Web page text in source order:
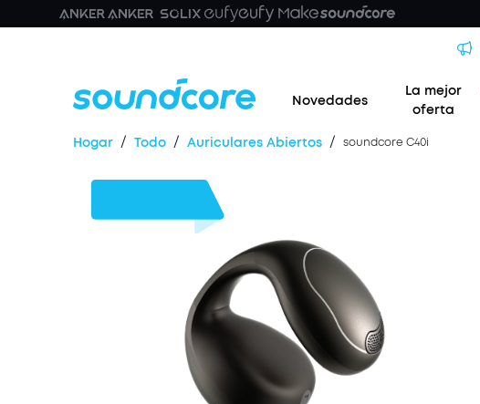
Novedades
La mejor
oferta
Hogar / Todo / Auriculares Abiertos / soundcore C40i